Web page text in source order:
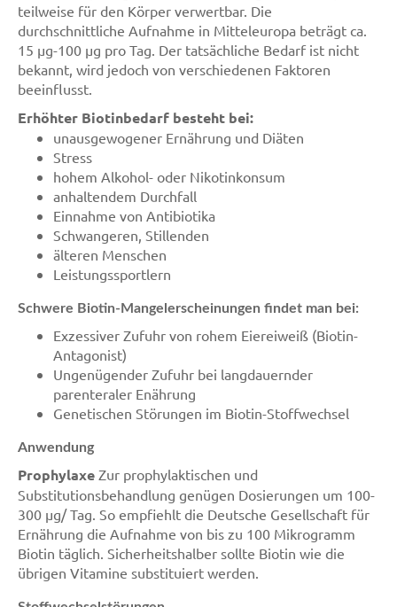
teilweise für den Körper verwertbar. Die
durchschnittliche Aufnahme in Mitteleuropa beträgt ca.
15 µg-100 µg pro Tag. Der tatsächliche Bedarf ist nicht
bekannt, wird jedoch von verschiedenen Faktoren
beeinflusst.
Erhöhter Biotinbedarf besteht bei:
unausgewogener Ernährung und Diäten
Stress
hohem Alkohol- oder Nikotinkonsum
anhaltendem Durchfall
Einnahme von Antibiotika
Schwangeren, Stillenden
älteren Menschen
Leistungssportlern
Schwere Biotin-Mangelerscheinungen findet man bei:
Exzessiver Zufuhr von rohem Eiereiweiß (Biotin-
Antagonist)
Ungenügender Zufuhr bei langdauernder
parenteraler Enährung
Genetischen Störungen im Biotin-Stoffwechsel
Anwendung
Prophylaxe Zur prophylaktischen und
Substitutionsbehandlung genügen Dosierungen um 100-
300 µg/ Tag. So empfiehlt die Deutsche Gesellschaft für
Ernährung die Aufnahme von bis zu 100 Mikrogramm
Biotin täglich. Sicherheitshalber sollte Biotin wie die
übrigen Vitamine substituiert werden.